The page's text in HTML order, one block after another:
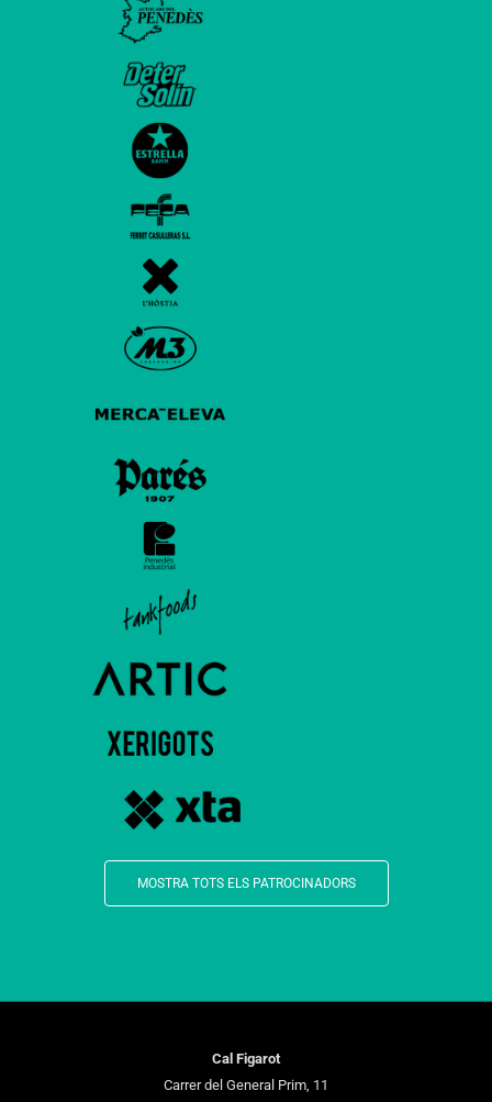
MOSTRA TOTS ELS PATROCINADORS
Cal Figarot
Carrer del General Prim, 11